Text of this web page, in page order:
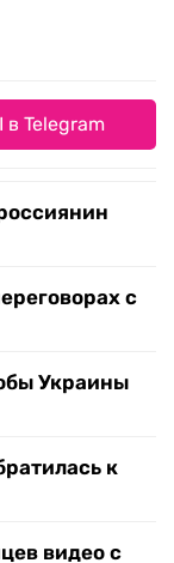
Telegram
с
Украины
к
видео с